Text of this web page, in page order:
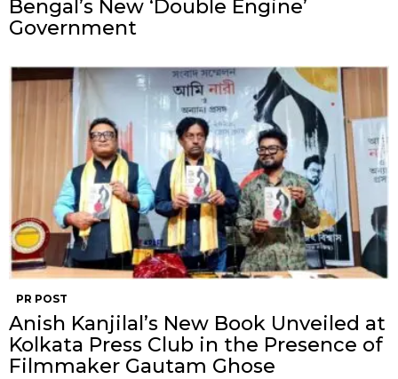
Bengal’s New ‘Double Engine’
Government
PR POST
Anish Kanjilal’s New Book Unveiled at
Kolkata Press Club in the Presence of
Filmmaker Gautam Ghose